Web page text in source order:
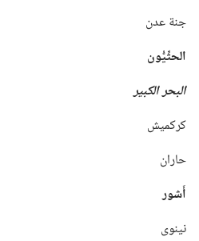
جنة عدن
الحثِّيُّون
البحر الكبير
كركميش
حاران
أَشور
نينوى